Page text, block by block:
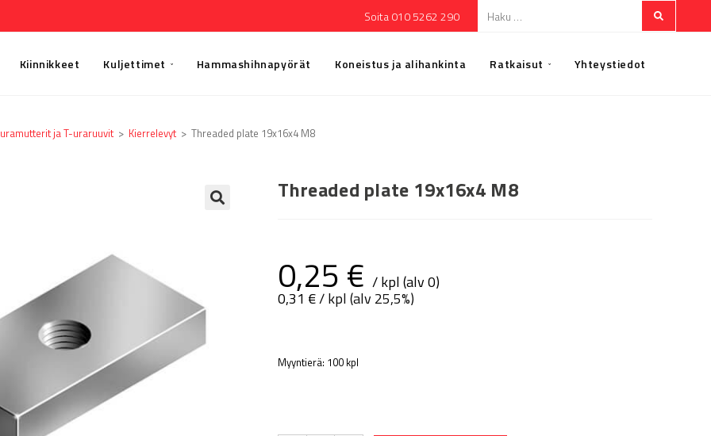
Soita 010 5262 290
Kiinnikkeet Kuljettimet Hammashihnapyörät Koneistus ja alihankinta Ratkaisut Yhteystiedot
ja T-uraruuvit > Kierrelevyt > Threaded plate 19x16x4 M8
Threaded plate 19x16x4 M8
0,25€ / kpl (alv 0)
0,31 €/ kpl (alv 25,5%)
Myyntierä: 100 kpl